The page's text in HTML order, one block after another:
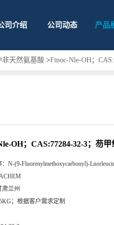
司介绍 公司动态 产品
非天然氨基酸 >Fmoc-Nle-OH；
OH；CAS:77284-32-3；芴
N-(9-Fluorenylmethoxycarbonyl)-
肃兰州
；根据客户需求定制